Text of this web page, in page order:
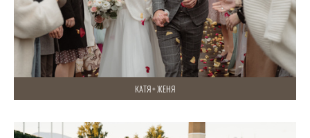
КАТЯ + ЖЕНЯ